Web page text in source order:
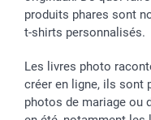
smartgarantie
smartbonus
produits phares sont
t-shirts personnalisés.
Les livres photo
créer en ligne, ils sont
photos de mariage ou